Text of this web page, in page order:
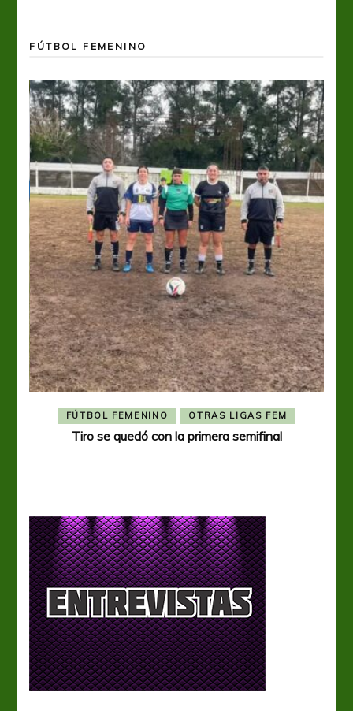
FÚTBOL FEMENINO
FÚTBOL FEMENINO OTRAS LIGAS FEM
Tiro se quedó con la primera semifinal